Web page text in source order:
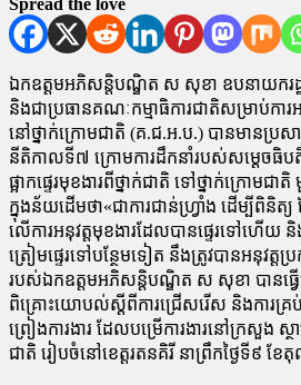
ឯកឧត្តមអភិសន្តិបណ្ឌិត ស សុខា ឧបនាយករដ្ឋម
និងជាប្រធានគណៈកម្មាធិការជាតិសម្រាប់ការ
នៅថ្នាក់ក្រោមជាតិ (គ.ជ.អ.ប.) បានមានប្រសា
នីតិកាលទី៧ ក្រោមការដឹកនាំរបស់សម្ដេចធិ
ផ្អាកផ្ទេរមុខងារពីថ្នាក់ជាតិ ទៅថ្នាក់ក្រោម
ក្នុងន័យដើមថា«ជាការជាន់ហ្វ្រាំង ដើម្បីពិនិ
លើការអនុវត្តមុខងារដែលបានផ្ទេរទៅហើយ និ
ត្រៀមផ្ទេរទៅបន្ថែមទៀត នឹងត្រូវបានអនុវត្
របស់ឯកឧត្តមអភិសន្តិបណ្ឌិត ស សុខា បានធ្វ
ពិគ្រោះយោបល់ស្ដីពីការជ្រើសរើស និងការគ្រប់
ព្រៀងការងារ ដែលបម្រើការងារនៅក្រសួង ស្ថ
ជាតិ រៀបចំនៅខេត្តរតនគិរី នាព្រឹកថ្ងៃទី៩ ខែ